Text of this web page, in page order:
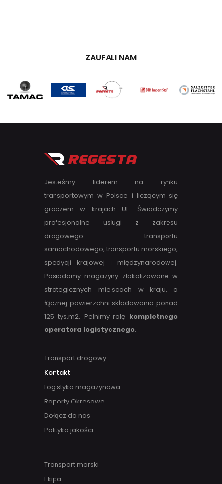
ZAUFALI NAM
Jesteśmy liderem na rynku
transportowym w Polsce i liczącym się
graczem w krajach UE. Świadczymy
profesjonalne usługi z zakresu
drogowego transportu
samochodowego, transportu morskiego,
spedycji krajowej i międzynarodowej.
Posiadamy magazyny zlokalizowane w
strategicznych miejscach w kraju, o
łącznej powierzchni składowania ponad
125 tys.m2. Pełnimy rolę kompletnego
operatora logistycznego.
Transport drogowy
Kontakt
Logistyka magazynowa
Raporty Okresowe
Dołącz do nas
Polityka jakości
Transport morski
Ekipa